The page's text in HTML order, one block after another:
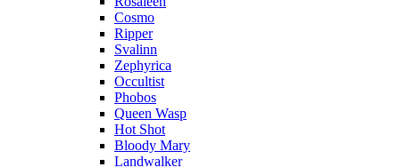
Cosmo
Ripper
Svalinn
Zephyrica
Occultist
Phobos
Queen Wasp
Hot Shot
Bloody Mary
Landwalker